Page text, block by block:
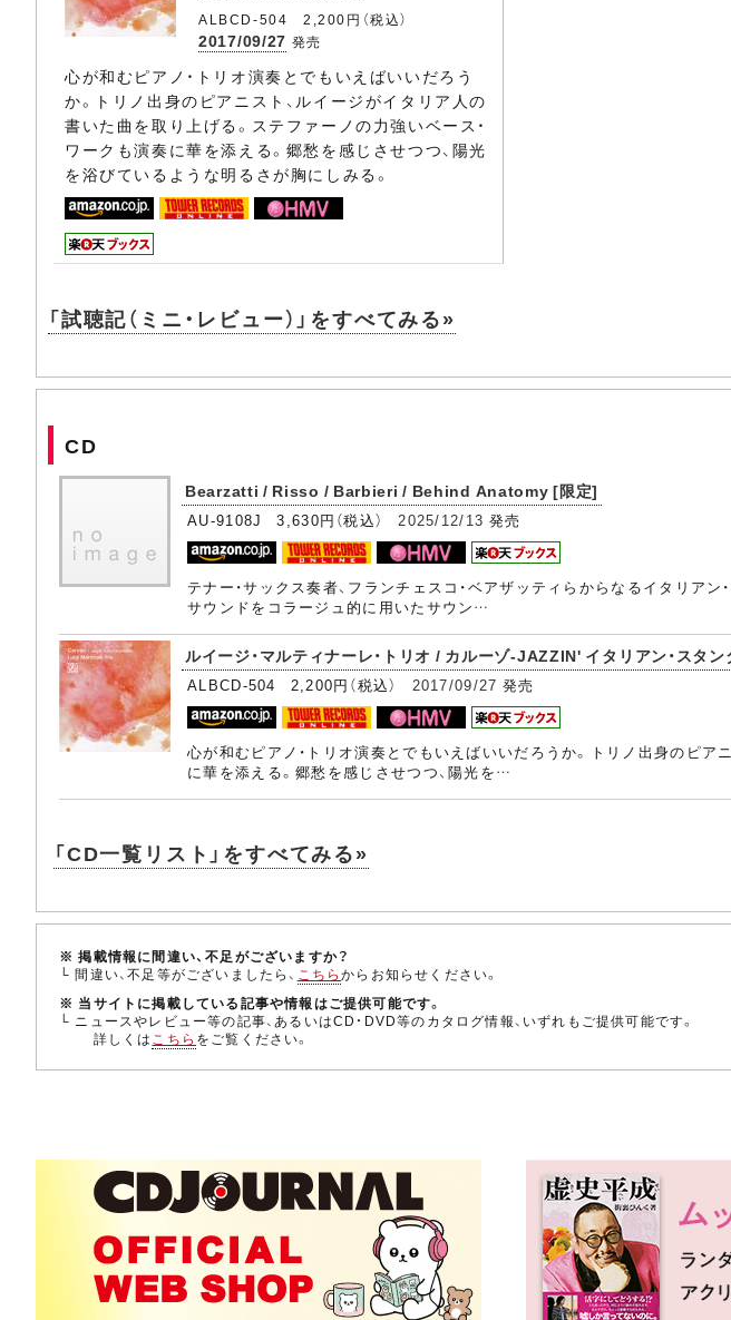
ALBCD-504 2,200円（税込）
2017/09/27 発売
心が和むピアノ・トリオ演奏とでもいえばいいだろう
か。トリノ出身のピアニスト、ルイージがイタリア人の
書いた曲を取り上げる。ステファーノの力強いベース・
ワークも演奏に華を添える。郷愁を感じさせつつ、陽光
を浴びているような明るさが胸にしみる。
「試聴記（ミニ・レビュー）」をすべてみる»
CD
Bearzatti / Risso / Barbieri / Behind Anatomy [限定]
AU-9108J 3,630円（税込）2025/12/13 発売
テナー・サックス奏者、フランチェスコ・ベアザッティらからなるイタリア
サウンドをコラージュ的に用いたサウン…
ルイージ・マルティナーレ・トリオ / カルーゾ-JAZZIN' イタリアン・スタ
ALBCD-504 2,200円（税込） 2017/09/27 発売
心が和むピアノ・トリオ演奏とでもいえばいいだろうか。トリノ出身のピ
に華を添える。郷愁を感じさせつつ、陽光を…
「CD一覧リスト」をすべてみる»
※ 掲載情報に間違い、不足がございますか？
└ 間違い、不足等がございましたら、 こちらからお知らせください。
※ 当サイトに掲載している記事や情報はご提供可能です。
└ ニュースやレビュー等の記事、あるいはCD・DVD等のカタログ情報、いずれもご提供可能です。
詳しくはこちら をご覧ください。